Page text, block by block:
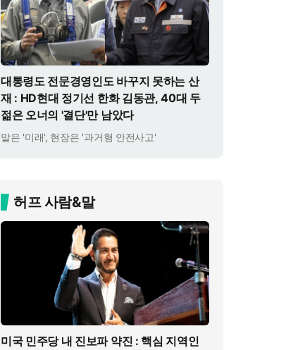
대통령도 전문경영인도 바꾸지 못하는 산
재 : HD현대 정기선 한화 김동관, 40대 두
젊은 오너의 '결단'만 남았다
말은 '미래', 현장은 '과거형 안전사고'
허프 사람&말
미국 민주당 내 진보파 약진 : 핵심 지역인